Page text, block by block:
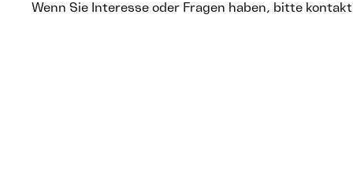
Wenn Sie Interesse oder Fragen haben, bitte